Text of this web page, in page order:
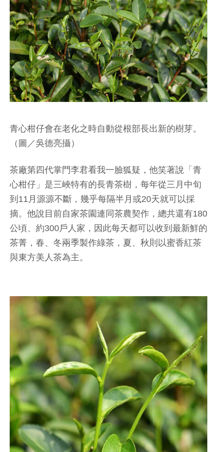
青心柑仔會在老化之時自動從根部長出新的樹芽。
（圖／吳德亮攝）
茶廠第四代掌門李君看我一臉狐疑，他笑著說「青
心柑仔」是三峽特有的長青茶樹，每年從三月中旬
到11月源源不斷，幾乎每隔半月或20天就可以採
摘。他說目前自家茶園連同茶農契作，總共還有180
公頃、約300戶人家，因此每天都可以收到最新鮮的
茶菁，春、冬兩季製作綠茶，夏、秋則以蜜香紅茶
與東方美人茶為主。